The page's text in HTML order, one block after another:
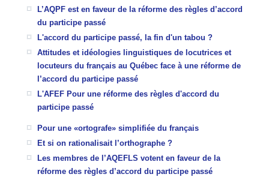
L’AQPF est en faveur de la réforme des règles d’accord
du participe passé
L'accord du participe passé, la fin d'un tabou ?
Attitudes et idéologies linguistiques de locutrices et
locuteurs du français au Québec face à une réforme de
l’accord du participe passé
L'AFEF Pour une réforme des règles d'accord du
participe passé
Pour une «ortografe» simplifiée du français
Et si on rationalisait l’orthographe ?
Les membres de l’AQEFLS votent en faveur de la
réforme des règles d’accord du participe passé